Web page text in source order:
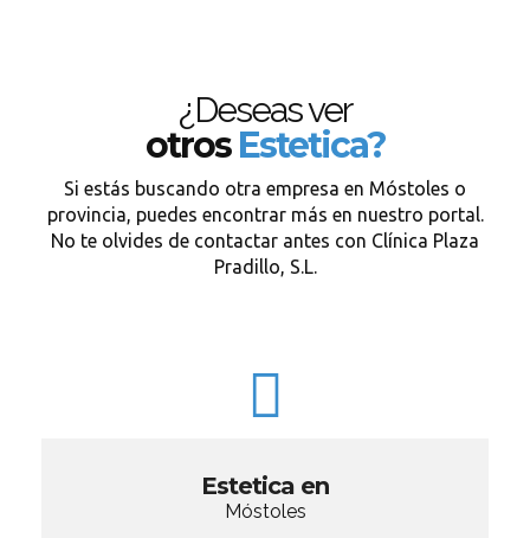
¿Deseas ver
otrosEstetica?
Si estás buscando otra empresa en Móstoles o
provincia, puedes encontrar más en nuestro portal.
No te olvides de contactar antes con Clínica Plaza
Pradillo, S.L.
Estetica en
Móstoles